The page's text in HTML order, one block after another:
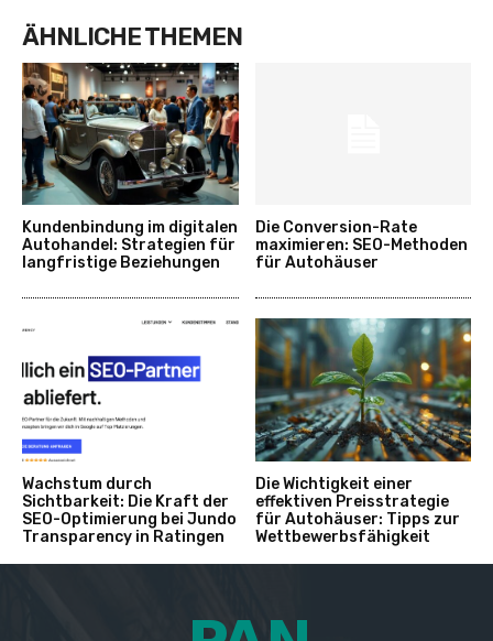
ÄHNLICHE THEMEN
Kundenbindung im digitalen
Autohandel: Strategien für
langfristige Beziehungen
Die Conversion-Rate
maximieren: SEO-Methoden
für Autohäuser
Wachstum durch
Sichtbarkeit: Die Kraft der
SEO-Optimierung bei Jundo
Transparency in Ratingen
Die Wichtigkeit einer
effektiven Preisstrategie
für Autohäuser: Tipps zur
Wettbewerbsfähigkeit